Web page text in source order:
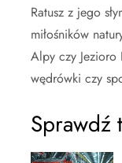
Ratusz z jego
miłośników
Alpy czy Jezioro
wędrówki czy
Sprawdź